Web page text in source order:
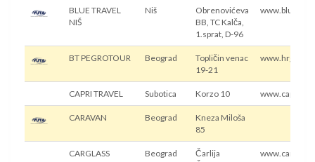
BLUE TRAVEL
NIŠ
Niš
Obrenovićeva
BB, TC Kalča,
1.sprat, D-96
www.blue-
BT PEGROTOUR Beograd
Topličin venac
19-21
CAPRI TRAVEL Subotica Korzo 10 www.capri-
CARAVAN Beograd
Kneza Miloša
85
CARGLASS Beograd
Čarlija